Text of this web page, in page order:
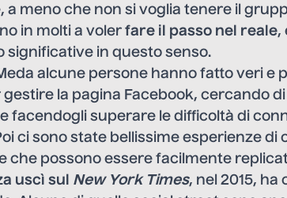
a meno che non si voglia tenere il
in molti a voler fare il passo nel reale,
significative in questo senso.
alcune persone hanno fatto veri e
la pagina Facebook, cercando di
facendogli superare le difficoltà di
ci sono state bellissime esperienze di
che possono essere facilmente
uscì sul New York Times, nel 2015, ha